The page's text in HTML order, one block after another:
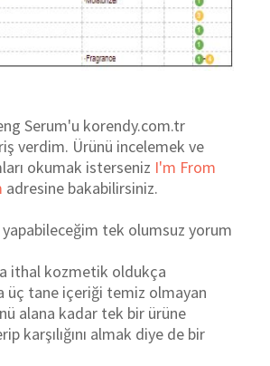
Serum'u korendy.com.tr
verdim. Ürünü incelemek ve
okumak isterseniz I'm From
adresine bakabilirsiniz.
yapabileceğim tek olumsuz yorum
ithal kozmetik oldukça
üç tane içeriği temiz olmayan
alana kadar tek bir ürüne
karşılığını almak diye de bir